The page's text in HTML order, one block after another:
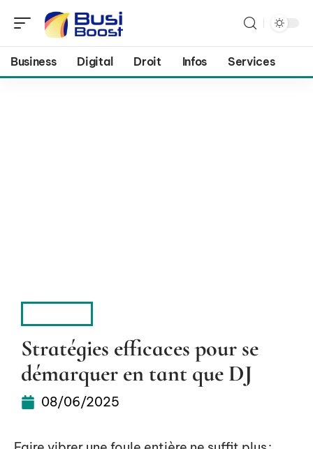
Business Digital Droit Infos Services
Stratégies efficaces pour se
démarquer en tant que DJ
08/06/2025